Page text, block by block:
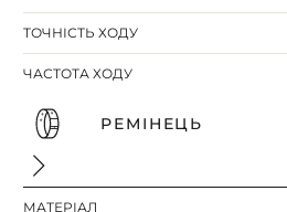
ТОЧНІСТЬ ХОДУ
ЧАСТОТА ХОДУ
РЕМІНЕЦЬ
МАТЕРІАЛ